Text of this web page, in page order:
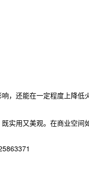
，还能在一定程度上降低
实用又美观。在商业空间